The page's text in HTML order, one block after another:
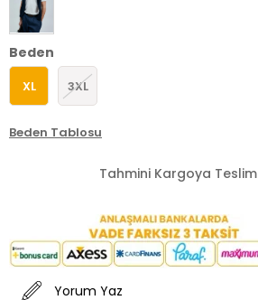
Beden
XL 3XL
Beden Tablosu
Tahmini Kargoya Teslim
Yorum Yaz